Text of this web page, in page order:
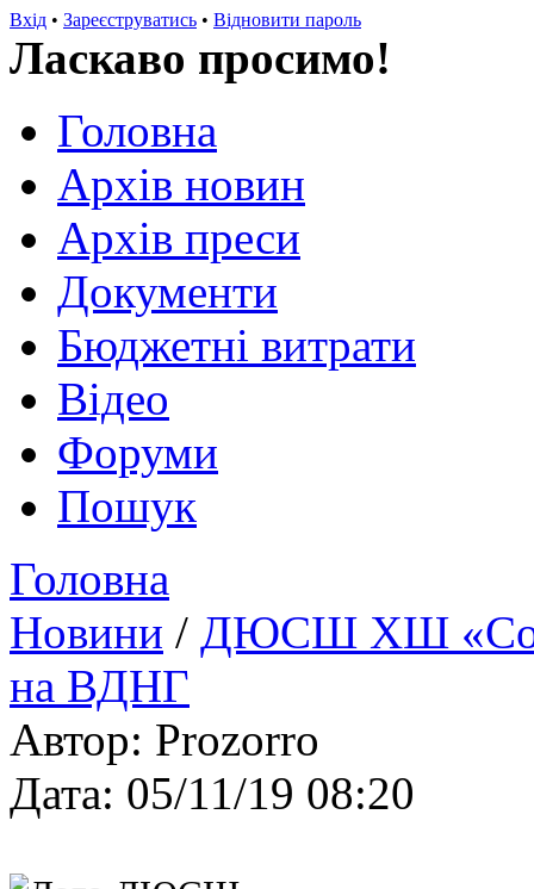
Вхід • Зареєструватись • Відновити пароль
Ласкаво просимо!
Головна
Архів новин
Архів преси
Документи
Бюджетні витрати
Відео
Форуми
Пошук
Головна
Новини / ДЮСШ ХШ
на ВДНГ
Автор: Prozorro
Дата: 05/11/19 08:20